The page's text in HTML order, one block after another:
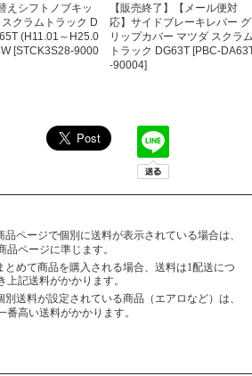
えシフトノブキッ
スクラムトラック D
(H11.01～H25.0
[STCK3S28-9000
【販売終了】【メール便対
応】サイドブレーキレバー グ
リップカバー マツダ スクラ
トラック DG63T [PBC-
-90004]
品ページで個別に送料が表示されている場合は、
品ページに準じます。
とめて商品を購入される場合、送料は1配送につ
上記送料がかかります。
別送料が設定されている商品（エアロなど）は、
番高い送料がかかります。